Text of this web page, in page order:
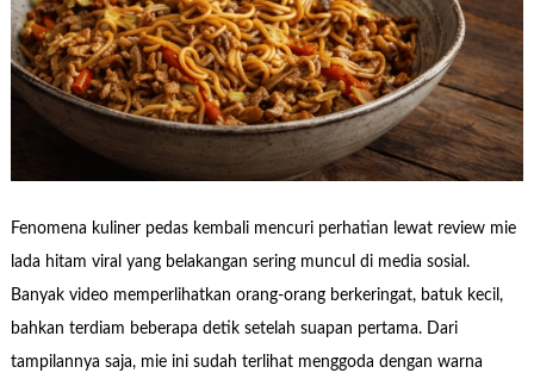
Fenomena kuliner pedas kembali mencuri perhatian lewat review mie
lada hitam viral yang belakangan sering muncul di media sosial.
Banyak video memperlihatkan orang-orang berkeringat, batuk kecil,
bahkan terdiam beberapa detik setelah suapan pertama. Dari
tampilannya saja, mie ini sudah terlihat menggoda dengan warna